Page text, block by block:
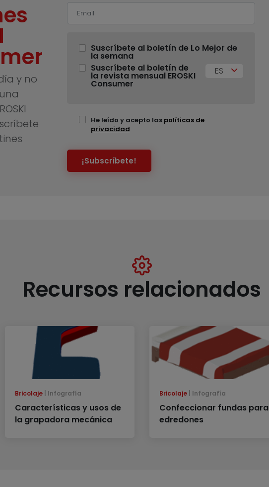
y no
Suscríbete al boletín de Lo Mejor de
la semana
Suscríbete al boletín de
la revista mensual EROSKI
Consumer
ES
He leído y acepto las políticas de
privacidad
¡Subscríbete!
Recursos relacionados
Bricolaje Infografía
Características y usos de
la grapadora mecánica
Bricolaje Infografía
Confeccionar fundas para
edredones